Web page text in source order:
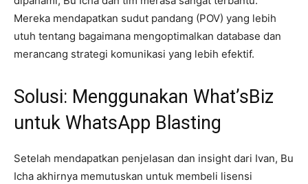
Mereka mendapatkan sudut pandang (POV) yang lebih
utuh tentang bagaimana mengoptimalkan database dan
merancang strategi komunikasi yang lebih efektif.
Solusi: Menggunakan What’sBiz
untuk WhatsApp Blasting
Setelah mendapatkan penjelasan dan insight dari Ivan, Bu
Icha akhirnya memutuskan untuk membeli lisensi